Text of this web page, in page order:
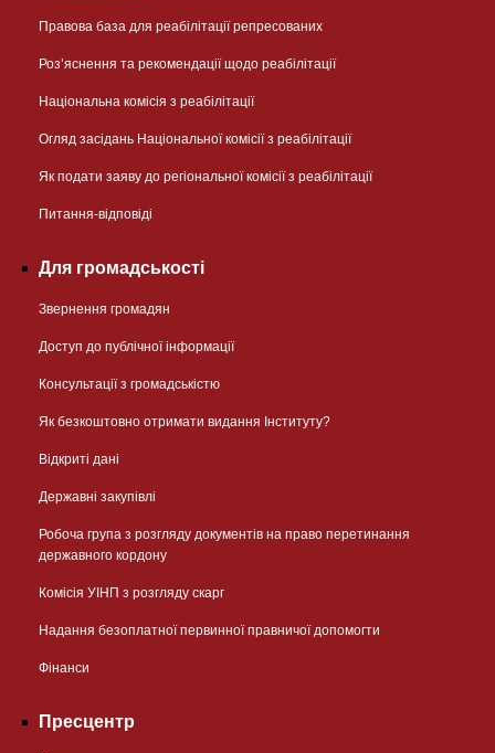
Правова база для реабілітації репресованих
Розʼяснення та рекомендації щодо реабілітації
Національна комісія з реабілітації
Огляд засідань Національної комісії з реабілітації
Як подати заяву до регіональної комісії з реабілітації
Питання-відповіді
Для громадськості
Звернення громадян
Доступ до публічної інформації
Консультації з громадськістю
Як безкоштовно отримати видання Інституту?
Відкриті дані
Державні закупівлі
Робоча група з розгляду документів на право перетинання
державного кордону
Комісія УІНП з розгляду скарг
Надання безоплатної первинної правничої допомогти
Фінанси
Пресцентр